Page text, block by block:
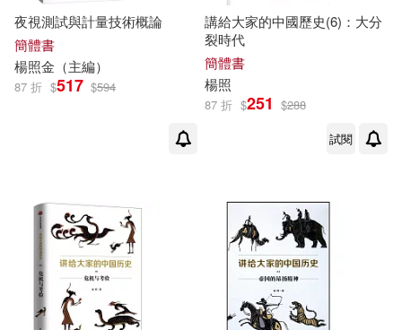
夜視測試與計量技術概論
簡體書
楊照金（主編）
87 折 $517 $594
講給大家的中國歷史(6)：大分
裂時代
簡體書
楊照
87 折 $251 $288
試閱